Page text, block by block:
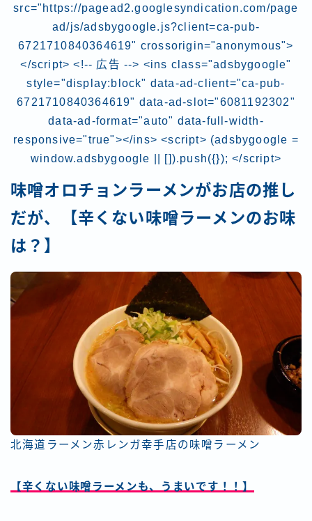
src="https://pagead2.googlesyndication.com/page
ad/js/adsbygoogle.js?client=ca-pub-
6721710840364619" crossorigin="anonymous">
</script> <!-- 広告 --> <ins class="adsbygoogle"
style="display:block" data-ad-client="ca-pub-
6721710840364619" data-ad-slot="6081192302"
data-ad-format="auto" data-full-width-
responsive="true"></ins> <script> (adsbygoogle =
window.adsbygoogle || []).push({}); </script>
味噌オロチョンラーメンがお店の推し
だが、【辛くない味噌ラーメンのお味
は？】
北海道ラーメン赤レンガ幸手店の味噌ラーメン
【辛くない味噌ラーメンも、うまいです！！】